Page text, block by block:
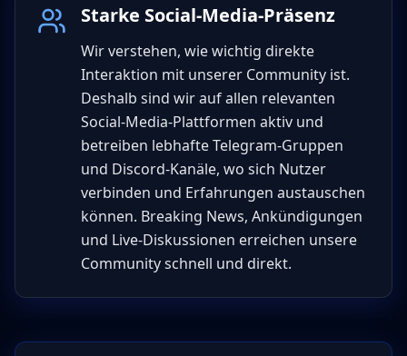
Starke Social-Media-Präsenz
Wir verstehen, wie wichtig direkte
Interaktion mit unserer Community ist.
Deshalb sind wir auf allen relevanten
Social-Media-Plattformen aktiv und
betreiben lebhafte Telegram-Gruppen
und Discord-Kanäle, wo sich Nutzer
verbinden und Erfahrungen austauschen
können. Breaking News, Ankündigungen
und Live-Diskussionen erreichen unsere
Community schnell und direkt.